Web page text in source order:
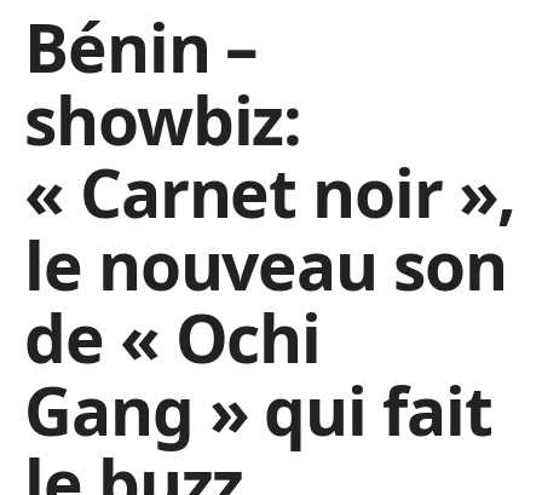
Bénin –
showbiz:
« Carnet noir »,
le nouveau son
de « Ochi
Gang » qui fait